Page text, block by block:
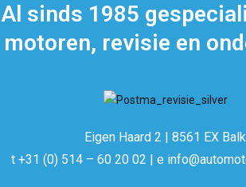
Al sinds 1985
motoren, revisie en
Eigen Haard 2 | 8561 EX Balk
t +31 (0) 514 – 60 20 02 | e